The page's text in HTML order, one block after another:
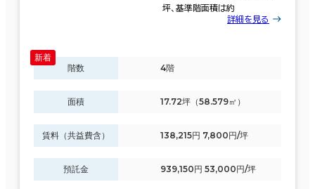
坪、基準階面積は約
詳細を見る
階数 4階
面積 17.72坪（58.579㎡）
賃料（共益費含） 138,215円 7,800円/坪
預託金 939,150円 53,000円/坪